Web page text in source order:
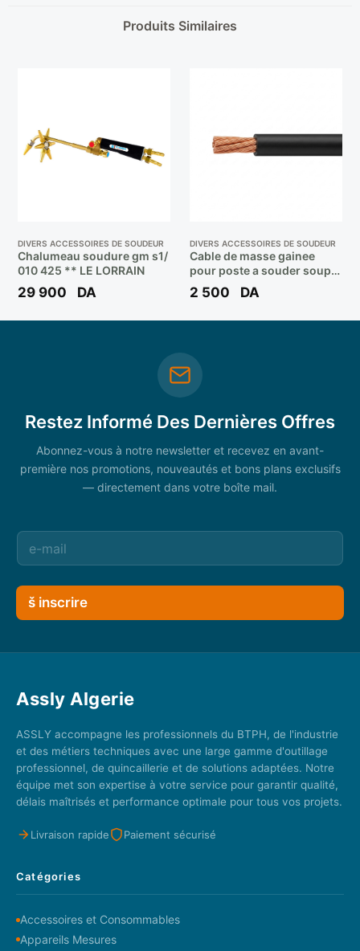
Produits Similaires
DIVERS ACCESSOIRES DE SOUDEUR
Chalumeau soudure gm s1/
010 425 ** LE LORRAIN
29 900 DA
DIVERS ACCESSOIRES DE SOUDEUR
Cable de masse gainee
pour poste a souder souple
(400 a 600a) d:70mm²
/50m **
2 500 DA
Restez Informé Des Dernières Offres
Abonnez-vous à notre newsletter et recevez en avant-
première nos promotions, nouveautés et bons plans exclusifs
— directement dans votre boîte mail.
š inscrire
Assly Algerie
ASSLY accompagne les professionnels du BTPH, de l'industrie
et des métiers techniques avec une large gamme d'outillage
professionnel, de quincaillerie et de solutions adaptées. Notre
équipe met son expertise à votre service pour garantir qualité,
délais maîtrisés et performance optimale pour tous vos projets.
Livraison rapide Paiement sécurisé
Catégories
Accessoires et Consommables
Appareils Mesures